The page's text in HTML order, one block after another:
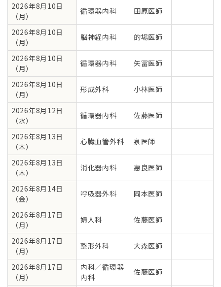
2026年8月10日
（月）
循環器内科 田原医師
2026年8月10日
（月）
脳神経内科 的場医師
2026年8月10日
（月）
循環器内科 矢冨医師
2026年8月10日
（月）
形成外科 小林医師
2026年8月12日
（水）
循環器内科 佐藤医師
2026年8月13日
（木）
心臓血管外科 泉医師
2026年8月13日
（木）
消化器内科 惠良医師
2026年8月14日
（金）
呼吸器外科 岡本医師
2026年8月17日
（月）
婦人科 佐藤医師
2026年8月17日
（月）
整形外科 大森医師
2026年8月17日
（月）
内科／循環器
内科
佐藤医師